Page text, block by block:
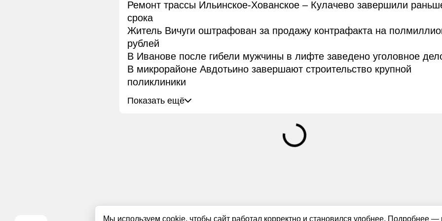
Мы используем cookie, чтобы сайт работал корректно и становился удобнее. Подробнее —
Ремонт трассы Ильинское-Хованское – Кулачево завершили
срока
Житель Вичуги оштрафован за продажу контрафакта на
рублей
В Иванове после гибели мужчины в лифте заведено уголовное
В микрорайоне Авдотьино завершают строительство крупной
поликлиники
Показать ещё